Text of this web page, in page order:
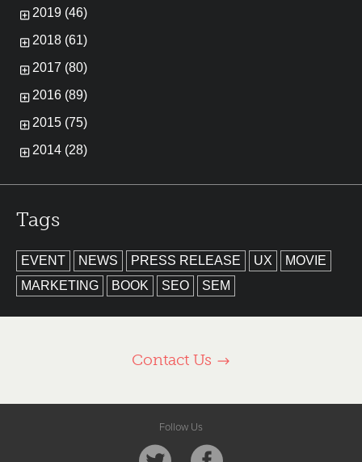
2019 (46)
2018 (61)
2017 (80)
2016 (89)
2015 (75)
2014 (28)
Tags
EVENT NEWS PRESS RELEASE UX
MOVIE
MARKETING
BOOK SEO SEM
Contact Us
Follow Us